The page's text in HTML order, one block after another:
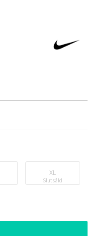
XL
Slutsåld